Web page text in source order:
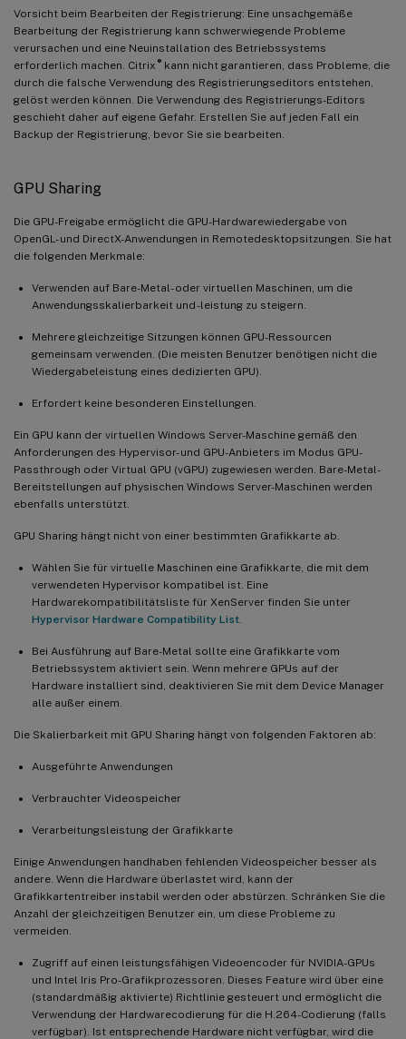
Vorsicht beim Bearbeiten der Registrierung: Eine unsachgemäße
Bearbeitung der Registrierung kann schwerwiegende Probleme
verursachen und eine Neuinstallation des Betriebssystems
erforderlich machen. Citrix ®kann nicht garantieren, dass Probleme, die
durch die falsche Verwendung des Registrierungseditors entstehen,
gelöst werden können. Die Verwendung des Registrierungs-Editors
geschieht daher auf eigene Gefahr. Erstellen Sie auf jeden Fall ein
Backup der Registrierung, bevor Sie sie bearbeiten.
GPU Sharing
Die GPU-Freigabe ermöglicht die GPU-Hardwarewiedergabe von
OpenGL- und DirectX-Anwendungen in Remotedesktopsitzungen. Sie hat
die folgenden Merkmale:
Verwenden auf Bare-Metal- oder virtuellen Maschinen, um die
Anwendungsskalierbarkeit und -leistung zu steigern.
Mehrere gleichzeitige Sitzungen können GPU-Ressourcen
gemeinsam verwenden. (Die meisten Benutzer benötigen nicht die
Wiedergabeleistung eines dedizierten GPU).
Erfordert keine besonderen Einstellungen.
Ein GPU kann der virtuellen Windows Server-Maschine gemäß den
Anforderungen des Hypervisor- und GPU-Anbieters im Modus GPU-
Passthrough oder Virtual GPU (vGPU) zugewiesen werden. Bare-Metal-
Bereitstellungen auf physischen Windows Server-Maschinen werden
ebenfalls unterstützt.
GPU Sharing hängt nicht von einer bestimmten Grafikkarte ab.
Wählen Sie für virtuelle Maschinen eine Grafikkarte, die mit dem
verwendeten Hypervisor kompatibel ist. Eine
Hardwarekompatibilitätsliste für XenServer finden Sie unter
Hypervisor Hardware Compatibility List
Bei Ausführung auf Bare-Metal sollte eine Grafikkarte vom
Betriebssystem aktiviert sein. Wenn mehrere GPUs auf der
Hardware installiert sind, deaktivieren Sie mit dem Device Manager
alle außer einem.
Die Skalierbarkeit mit GPU Sharing hängt von folgenden Faktoren ab:
Ausgeführte Anwendungen
Verbrauchter Videospeicher
Verarbeitungsleistung der Grafikkarte
Einige Anwendungen handhaben fehlenden Videospeicher besser als
andere. Wenn die Hardware überlastet wird, kann der
Grafikkartentreiber instabil werden oder abstürzen. Schränken Sie die
Anzahl der gleichzeitigen Benutzer ein, um diese Probleme zu
vermeiden.
Zugriff auf einen leistungsfähigen Videoencoder für NVIDIA-GPUs
und Intel Iris Pro-Grafikprozessoren. Dieses Feature wird über eine
(standardmäßig aktivierte) Richtlinie gesteuert und ermöglicht die
Verwendung der Hardwarecodierung für die H.264-Codierung (falls
verfügbar). Ist entsprechende Hardware nicht verfügbar, wird die